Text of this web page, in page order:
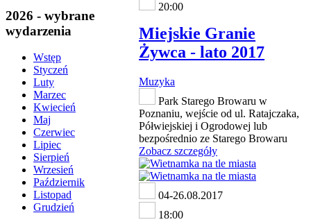
2026 - wybrane
wydarzenia
Wstęp
Styczeń
Luty
Marzec
Kwiecień
Maj
Czerwiec
Lipiec
Sierpień
Wrzesień
Październik
Listopad
Grudzień
20:00
Miejskie Granie
Żywca - lato 2017
Muzyka
Park Starego Browaru w
Poznaniu, wejście od ul. Ratajczaka,
Półwiejskiej i Ogrodowej lub
bezpośrednio ze Starego Browaru
Zobacz szczegóły
04-26.08.2017
18:00